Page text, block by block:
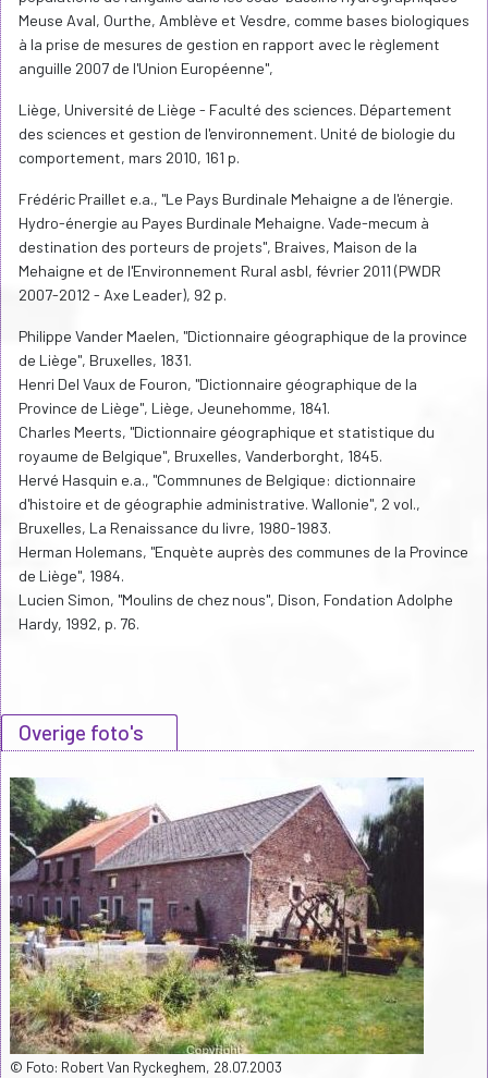
Meuse Aval, Ourthe, Amblève et Vesdre, comme bases biologiques
à la prise de mesures de gestion en rapport avec le règlement
anguille 2007 de l'Union Européenne",
Liège, Université de Liège - Faculté des sciences. Département
des sciences et gestion de l'environnement. Unité de biologie du
comportement, mars 2010, 161 p.
Frédéric Praillet e.a., "Le Pays Burdinale Mehaigne a de l'énergie.
Hydro-énergie au Payes Burdinale Mehaigne. Vade-mecum à
destination des porteurs de projets", Braives, Maison de la
Mehaigne et de l'Environnement Rural asbl, février 2011 (PWDR
2007-2012 - Axe Leader), 92 p.
Philippe Vander Maelen, "Dictionnaire géographique de la province
de Liège", Bruxelles, 1831.
Henri Del Vaux de Fouron, "Dictionnaire géographique de la
Province de Liège", Liège, Jeunehomme, 1841.
Charles Meerts, "Dictionnaire géographique et statistique du
royaume de Belgique", Bruxelles, Vanderborght, 1845.
Hervé Hasquin e.a., "Commnunes de Belgique: dictionnaire
d'histoire et de géographie administrative. Wallonie", 2 vol.,
Bruxelles, La Renaissance du livre, 1980-1983.
Herman Holemans, "Enquète auprès des communes de la Province
de Liège", 1984.
Lucien Simon, "Moulins de chez nous", Dison, Fondation Adolphe
Hardy, 1992, p. 76.
Overige foto's
© Foto: Robert Van Ryckeghem, 28.07.2003